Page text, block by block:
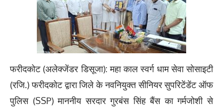
फरीदकोट (अलेक्जेंडर डिसूजा): महा काल स्वर्ग धाम सेवा सोसाइटी
(रजि.) फरीदकोट द्वारा जिले के नवनियुक्त सीनियर सुपरिटेंडेंट ऑफ
पुलिस (SSP) माननीय सरदार गुरबंस सिंह बैंस का गर्मजोशी से